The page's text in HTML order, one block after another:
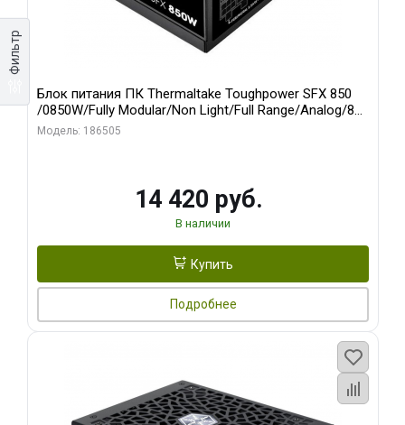
Фильтр
Блок питания ПК Thermaltake Toughpower SFX 850
/0850W/Fully Modular/Non Light/Full Range/Analog/80
Plus Platinum/EU/100% JP CAP/All Flat Cables/Gen 5
Модель: 186505
14 420 руб.
В наличии
Купить
Подробнее